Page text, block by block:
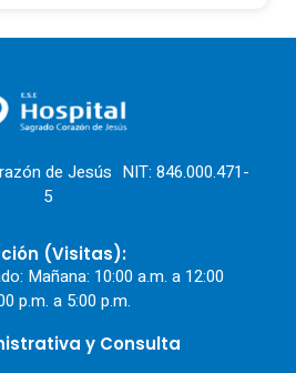
de Jesús NIT: 846.000.471-
5
(Visitas):
Mañana: 10:00 a.m. a 12:00
p.m. a 5:00 p.m.
y Consulta